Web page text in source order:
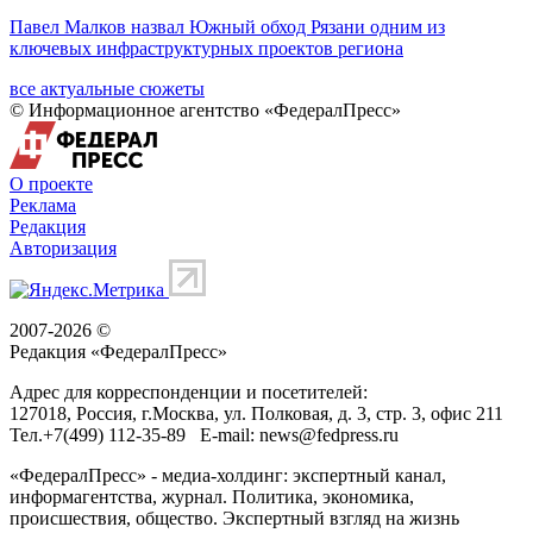
Павел Малков назвал Южный обход Рязани одним из
ключевых инфраструктурных проектов региона
все актуальные сюжеты
© Информационное агентство «ФедералПресс»
О проекте
Реклама
Редакция
Авторизация
2007-2026 ©
Редакция «ФедералПресс»
Адрес для корреспонденции и посетителей:
127018, Россия, г.Москва, ул. Полковая, д. 3, стр. 3, офис 211
Тел.+7(499) 112-35-89 E-mail: news@fedpress.ru
«ФедералПресс» - медиа-холдинг: экспертный канал,
информагентства, журнал. Политика, экономика,
происшествия, общество. Экспертный взгляд на жизнь